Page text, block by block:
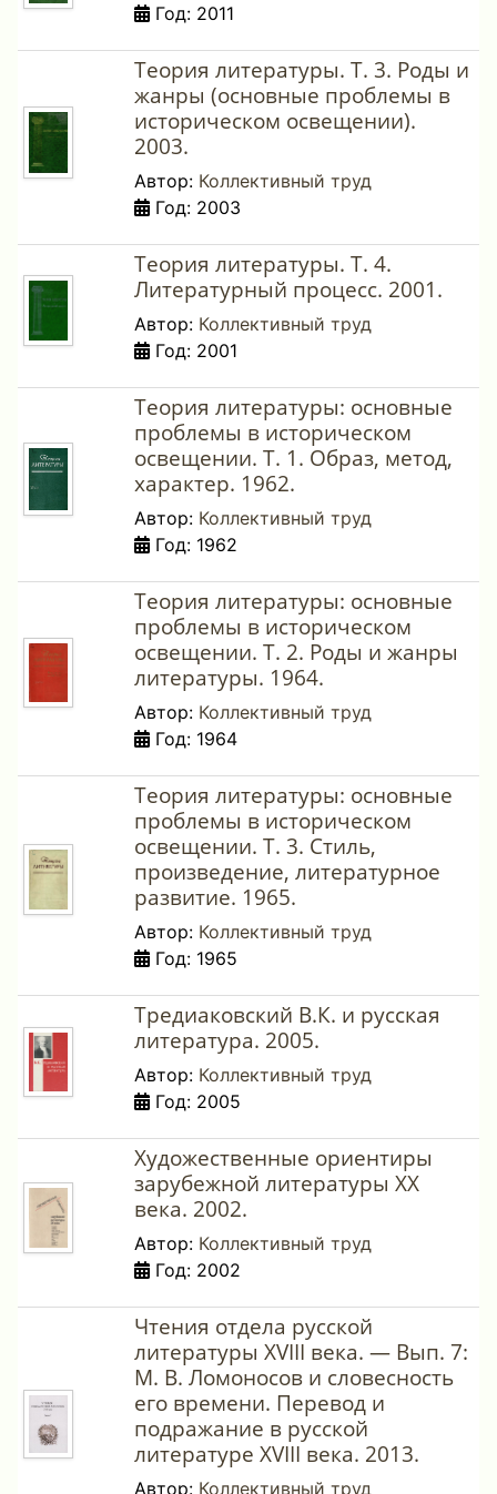
Год: 2011
Теория литературы. Т. 3. Роды и
жанры (основные проблемы в
историческом освещении).
2003.
Автор: Коллективный труд
Год: 2003
Теория литературы. Т. 4.
Литературный процесс. 2001.
Автор: Коллективный труд
Год: 2001
Теория литературы: основные
проблемы в историческом
освещении. Т. 1. Образ, метод,
характер. 1962.
Автор: Коллективный труд
Год: 1962
Теория литературы: основные
проблемы в историческом
освещении. Т. 2. Роды и жанры
литературы. 1964.
Автор: Коллективный труд
Год: 1964
Теория литературы: основные
проблемы в историческом
освещении. Т. 3. Стиль,
произведение, литературное
развитие. 1965.
Автор: Коллективный труд
Год: 1965
Тредиаковский В.К. и русская
литература. 2005.
Автор: Коллективный труд
Год: 2005
Художественные ориентиры
зарубежной литературы XX
века. 2002.
Автор: Коллективный труд
Год: 2002
Чтения отдела русской
литературы XVIII века. — Вып. 7:
М. В. Ломоносов и словесность
его времени. Перевод и
подражание в русской
литературе XVIII века. 2013.
Автор: Коллективный труд